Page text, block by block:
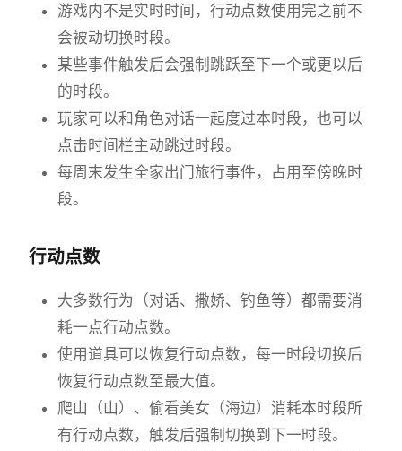
游戏内不是实时时间，行动点数使用完之前不
会被动切换时段。
某些事件触发后会强制跳跃至下一个或更以后
的时段。
玩家可以和角色对话一起度过本时段，也可以
点击时间栏主动跳过时段。
每周末发生全家出门旅行事件，占用至傍晚时
段。
行动点数
大多数行为（对话、撒娇、钓鱼等）都需要消
耗一点行动点数。
使用道具可以恢复行动点数，每一时段切换后
恢复行动点数至最大值。
爬山（山）、偷看美女（海边）消耗本时段所
有行动点数，触发后强制切换到下一时段。